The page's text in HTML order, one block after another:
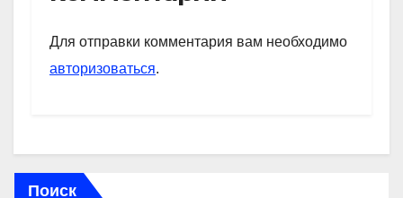
A
p
p
a
m
kl
a
и
Для отправки комментария вам необходимо
авторизоваться.
Поиск